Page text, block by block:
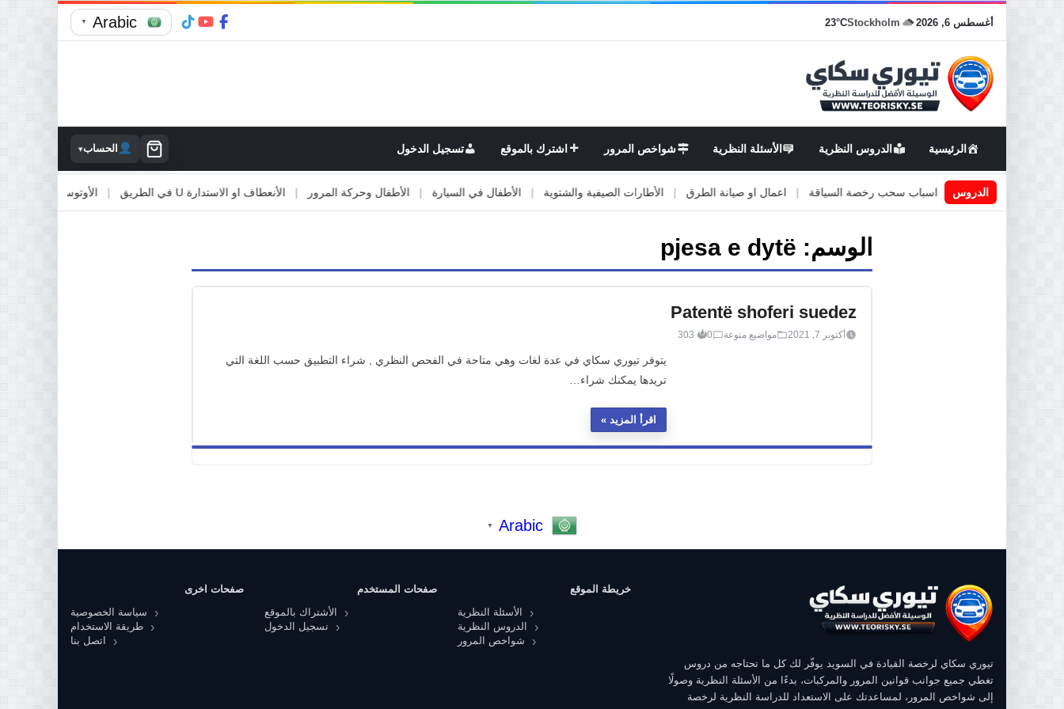
أغسطس 6, 2026 Stockholm
23°C
Arabic
▼
الرئيسية الدروس النظرية الأسئلة النظرية شواخص المرور اشترك بالموقع تسجيل الدخول الحساب▾
الدروسفي السويد | اسباب سحب رخصة السياقة | اعمال او صيانة الطرق | الأطارات الصيفية والشتوية | الأطفال في السيارة | الأطفال وحركة المرور | الأنعطاف او الاستدارة U في الطريق | الأوتوستراد والطرق
الوسم: pjesa e dytë
Patentë shoferi suedez
أكتوبر 7, 2021 مواضيع منوعة 0
303
يتوفر تيوري سكاي في عدة لغات وهي متاحة في الفحص النظري , شراء التطبيق حسب اللغة التي
تريدها يمكنك شراء…
اقرأ المزيد
Arabic
▼
تيوري سكاي لرخصة القيادة في السويد يوفّر لك كل ما تحتاجه من دروس
تغطي جميع جوانب قوانين المرور والمركبات، بدءًا من الأسئلة النظرية وصولًا
إلى شواخص المرور، لمساعدتك على الاستعداد للدراسة النظرية لرخصة
خريطة الموقع
الأسئلة النظرية
الدروس النظرية
شواخص المرور
صفحات المستخدم
الأشتراك بالموقع
تسجيل الدخول
صفحات اخرى
سياسة الخصوصية
طريقة الاستخدام
اتصل بنا